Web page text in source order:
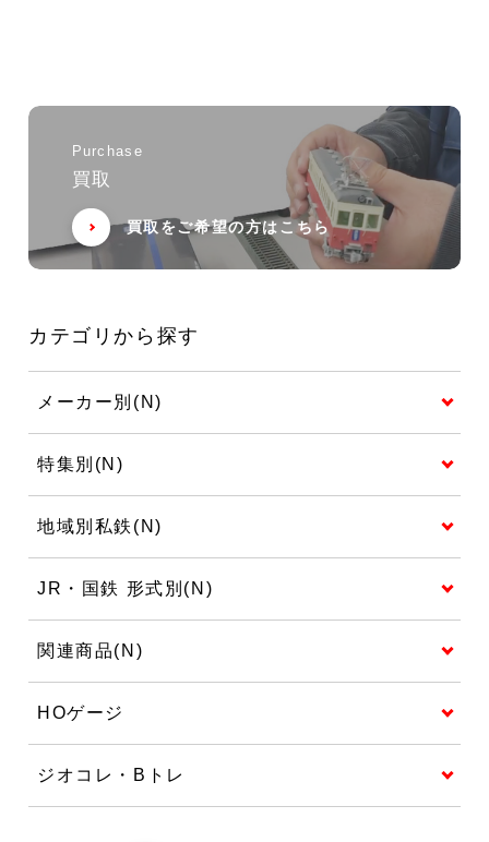
Purchase
買取
買取をご希望の方はこちら
カテゴリから探す
メーカー別(N)
特集別(N)
地域別私鉄(N)
JR・国鉄 形式別(N)
関連商品(N)
HOゲージ
ジオコレ・Bトレ